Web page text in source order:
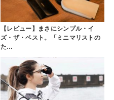
【レビュー】まさにシンプル・イ
ズ・ザ・ベスト。「ミニマリストの
た…